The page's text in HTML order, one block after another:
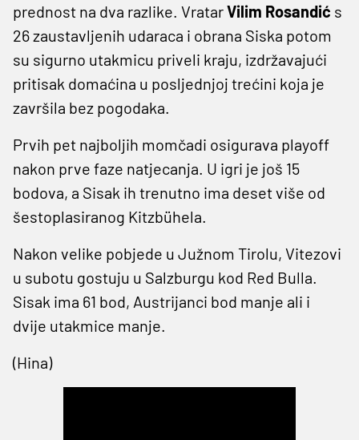
prednost na dva razlike. VratarVilim Rosandić s
26 zaustavljenih udaraca i obrana Siska potom
su sigurno utakmicu priveli kraju, izdržavajući
pritisak domaćina u posljednjoj trećini koja je
završila bez pogodaka.
Prvih pet najboljih momčadi osigurava playoff
nakon prve faze natjecanja. U igri je još 15
bodova, a Sisak ih trenutno ima deset više od
šestoplasiranog Kitzbühela.
Nakon velike pobjede u Južnom Tirolu, Vitezovi
u subotu gostuju u Salzburgu kod Red Bulla.
Sisak ima 61 bod, Austrijanci bod manje ali i
dvije utakmice manje.
(Hina)